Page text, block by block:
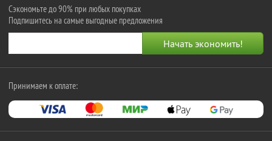
Сэкономьте до 90% при любых покупках
Подпишитесь на самые выгодные предложения
Принимаем к оплате: